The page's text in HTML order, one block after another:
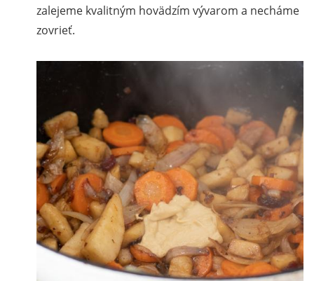
zalejeme kvalitným hovädzím vývarom a necháme
zovrieť.